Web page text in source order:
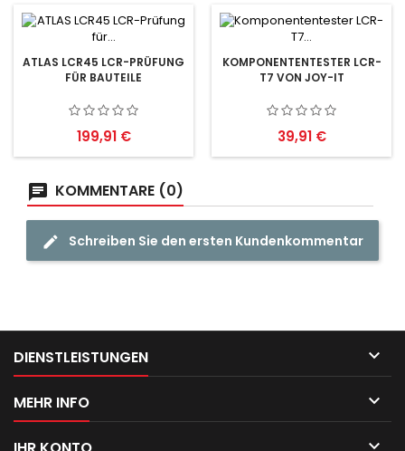
ATLAS LCR45 LCR-PRÜFUNG
FÜR BAUTEILE
Preis
199,91 €
KOMPONENTENTESTER LCR-
T7 VON JOY-IT
Preis
39,91 €
KOMMENTARE (0)
Schreiben Sie den ersten Kundenkommentar
DIENSTLEISTUNGEN 
MEHR INFO 